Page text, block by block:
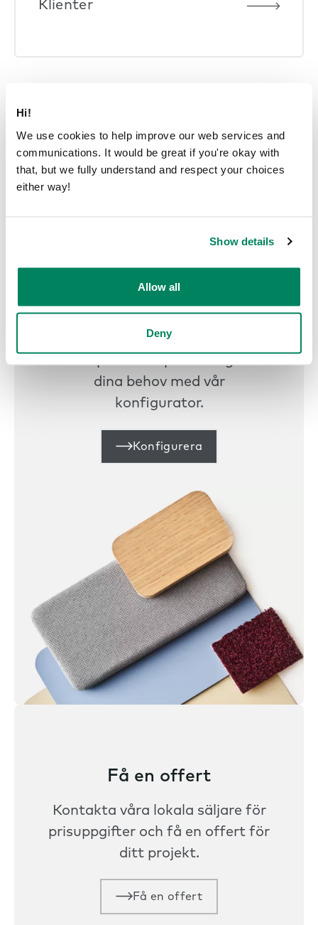
Hi!
We use cookies to help improve our web services and
communications. It would be great if you're okay with
that, but we fully understand and respect your choices
either way!
Show details
Allow all
Deny
Klienter
Konfigurera
Anpassa din podd enligt
dina behov med vår
konfigurator.
Konfigurera
Få en offert
Kontakta våra lokala säljare för
prisuppgifter och få en offert för
ditt projekt.
Få en offert